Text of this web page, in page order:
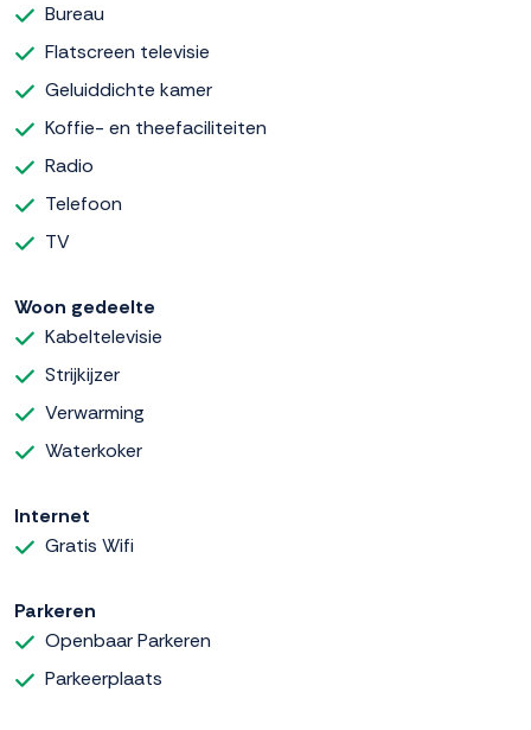
Bureau
Flatscreen televisie
Geluiddichte kamer
Koffie- en theefaciliteiten
Radio
Telefoon
TV
Woon gedeelte
Kabeltelevisie
Strijkijzer
Verwarming
Waterkoker
Internet
Gratis Wifi
Parkeren
Openbaar Parkeren
Parkeerplaats